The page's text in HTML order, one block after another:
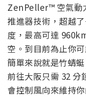
ZenPeller™ 空氣動
推進器技術，超越
度，最高可達
空。到目前為止你
簡單來說就是竹蜻
前往大阪只需 32 分
會控制風向來維持你